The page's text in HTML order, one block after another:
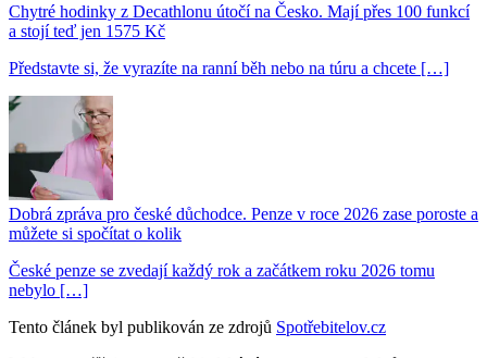
Chytré hodinky z Decathlonu útočí na Česko. Mají přes 100 funkcí
a stojí teď jen 1575 Kč
Představte si, že vyrazíte na ranní běh nebo na túru a chcete […]
Dobrá zpráva pro české důchodce. Penze v roce 2026 zase poroste a
můžete si spočítat o kolik
České penze se zvedají každý rok a začátkem roku 2026 tomu
nebylo […]
Tento článek byl publikován ze zdrojů Spotřebitelov.cz